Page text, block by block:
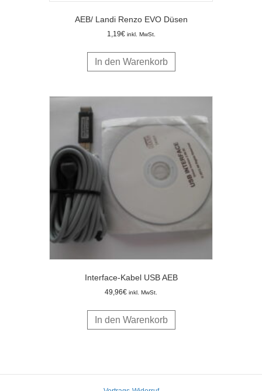
AEB/ Landi Renzo EVO Düsen
1,19€ inkl. MwSt.
In den Warenkorb
Interface-Kabel USB AEB
49,96€ inkl. MwSt.
In den Warenkorb